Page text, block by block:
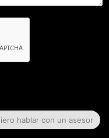
hablar con un asesor